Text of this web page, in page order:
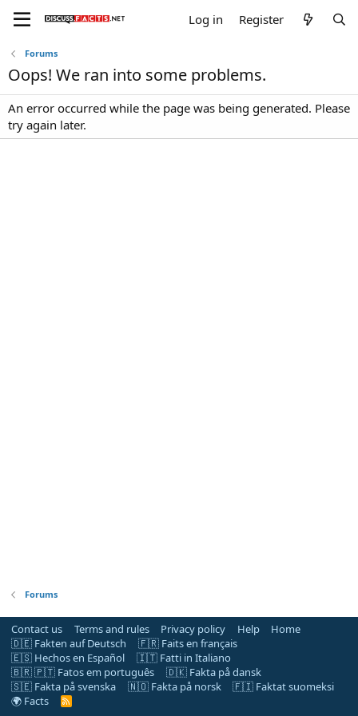
Log in Register
Forums
Oops! We ran into some problems.
An error occurred while the page was being generated. Please
try again later.
Forums
Contact us Terms and rules Privacy policy Help
Home
🇩🇪 Fakten auf Deutsch
🇫🇷 Faits en français
🇪🇸 Hechos en Español
🇮🇹 Fatti in Italiano
🇧🇷 🇵🇹 Fatos em português
🇩🇰 Fakta på dansk
🇸🇪 Fakta på svenska
🇳🇴 Fakta på norsk
🇫🇮 Faktat suomeksi
🌍 Facts
R